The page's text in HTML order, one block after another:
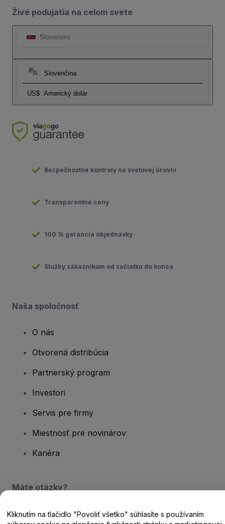
Živé podujatia na celom svete
Slovensko
Slovenčina
US$ Americký dolár
Bezpečnostné kontroly na svetovej úrovni
Transparentné ceny
100 % garancia objednávky
Služby zákazníkom od začiatku do konca
Naša spoločnosť
O nás
Otvorená distribúcia
Partnerský program
Investori
Servis pre firmy
Miestnosť pre novinárov
Kariéra
Máte otázky?
Centrum pomoci / Kontaktujte nás
Kliknutím na tlačidlo "Povoliť všetko" súhlasíte s používaním